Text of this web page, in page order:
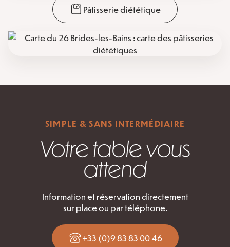
Pâtisserie diététique
SIMPLE & SANS INTERMÉDIAIRE
Votre table vous
attend
Information et réservation directement
sur place ou par téléphone.
+33 (0)9 83 83 00 46